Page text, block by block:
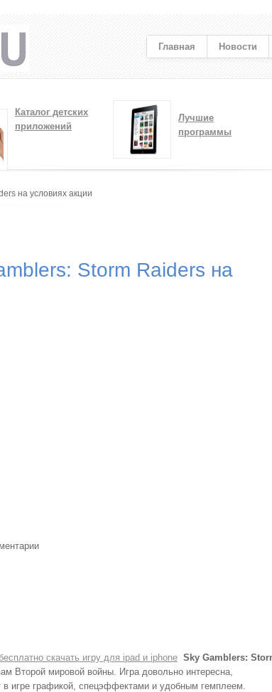
Главная Новости
Каталог детских
приложений
Лучшие
программы
на условиях акции
Storm Raiders на
скачать игру для ipad и iphone Sky Gamblers:
Второй мировой войны. Игра довольно интересна,
игре графикой, спецэффектами и удобным гемплеем.